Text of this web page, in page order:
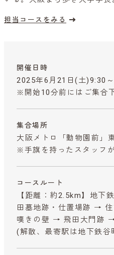
担当コースをみる
開催日時
2025年6月21日(土)9:30
※開始10分前にはご集合
集合場所
大阪メトロ「動物園前」
※手旗を持ったスタッフ
コースルート
【距離：約2.5km】地下
田墓地跡・仕置場跡 →
嘆きの壁 → 飛田大門跡
(解散、最寄駅は地下鉄谷